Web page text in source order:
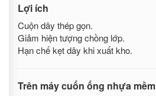
Lợi ích
Cuộn dây thép gọn.
Giảm hiện tượng chồng lớp.
Hạn chế kẹt dây khi xuất kho.
Trên máy cuốn ống nhựa mềm